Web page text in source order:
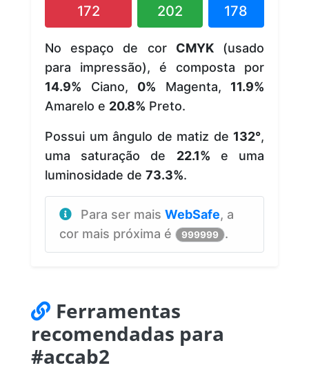
172 202 178
No espaço de cor CMYK(usado
para impressão), é composta por
14.9% Ciano, 0% Magenta, 11.9%
Amarelo e 20.8% Preto.
Possui um ângulo de matiz de 132°,
uma saturação de 22.1% e uma
luminosidade de 73.3%.
Para ser mais WebSafe, a
cor mais próxima é
999999 .
Ferramentas
recomendadas para
#accab2